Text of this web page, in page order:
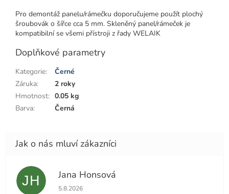
Pro demontáž panelu/rámečku doporučujeme použít plochý
šroubovák o šířce cca 5 mm. Skleněný panel/rámeček je
kompatibilní se všemi přístroji z řady WELAIK
Doplňkové parametry
Kategorie:
Černé
Záruka:
2 roky
Hmotnost: 0.05 kg
Barva: Černá
JH Jana Honsová
Hodnocení obchodu je 5 z 5 hvězdiček.
5.8.2026